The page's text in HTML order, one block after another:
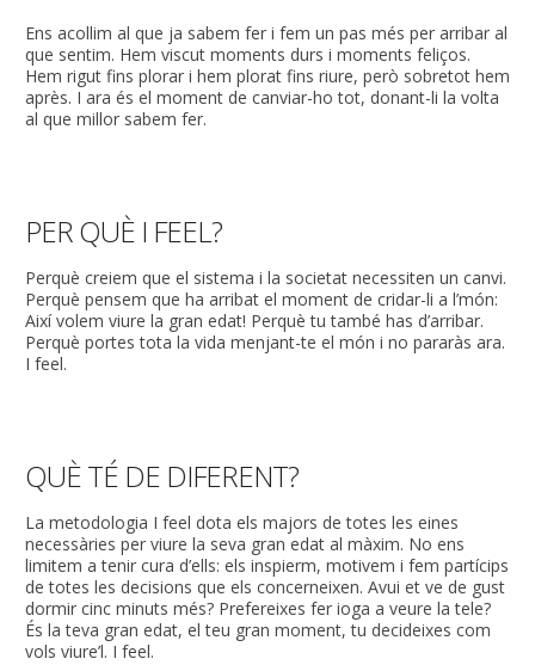
Ens acollim al que ja sabem fer i fem un pas més per arribar al
que sentim. Hem viscut moments durs i moments feliços.
Hem rigut fins plorar i hem plorat fins riure, però sobretot hem
après. I ara és el moment de canviar-ho tot, donant-li la volta
al que millor sabem fer.
PER QUÈ I FEEL?
Perquè creiem que el sistema i la societat necessiten un canvi.
Perquè pensem que ha arribat el moment de cridar-li a l’món:
Així volem viure la gran edat! Perquè tu també has d’arribar.
Perquè portes tota la vida menjant-te el món i no pararàs ara.
I feel.
QUÈ TÉ DE DIFERENT?
La metodologia I feel dota els majors de totes les eines
necessàries per viure la seva gran edat al màxim. No ens
limitem a tenir cura d’ells: els inspierm, motivem i fem partícips
de totes les decisions que els concerneixen. Avui et ve de gust
dormir cinc minuts més? Prefereixes fer ioga a veure la tele?
És la teva gran edat, el teu gran moment, tu decideixes com
vols viure’l. I feel.